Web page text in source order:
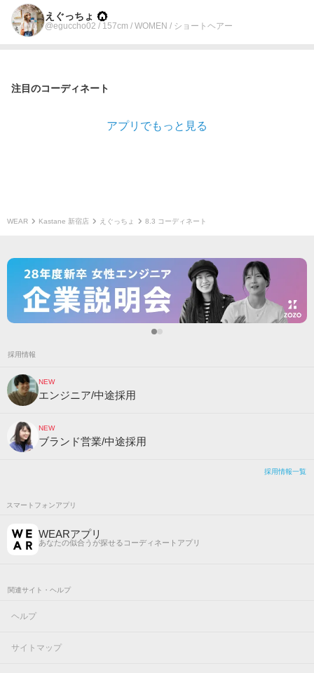
えぐっちょ
@eguccho02 / 157cm / WOMEN / ショートヘアー
注目のコーディネート
アプリでもっと見る
WEAR Kastane 新宿店 えぐっちょ 8.3 コーディネート
採用情報
NEW
エンジニア/中途採用
NEW
ブランド営業/中途採用
採用情報一覧
スマートフォンアプリ
WEARアプリ
あなたの似合うが探せるコーディネートアプリ
関連サイト・ヘルプ
ヘルプ
サイトマップ